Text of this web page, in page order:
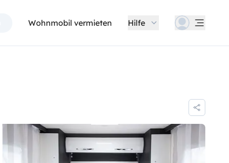
Wohnmobil vermieten Hilfe